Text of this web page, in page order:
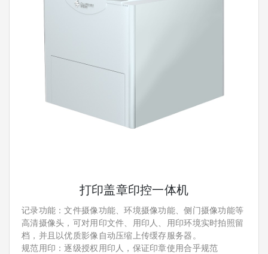
打印盖章印控一体机
记录功能：文件摄像功能、环境摄像功能、侧门摄像功能等
高清摄像头，可对用印文件、用印人、用印环境实时拍照留
档，并且以优质影像自动压缩上传缓存服务器。
规范用印：逐级授权用印人，保证印章使用合乎规范